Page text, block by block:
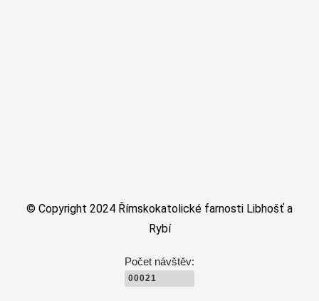
© Copyright 2024 Římskokatolické farnosti Libhošť a
Rybí
Počet návštěv:
00021